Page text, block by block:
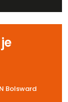
Bolsward